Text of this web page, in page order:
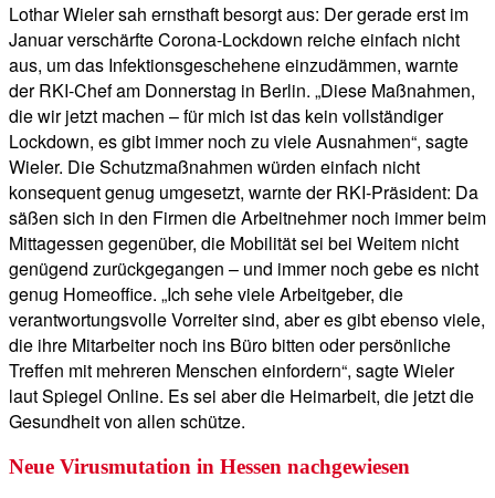
Lothar Wieler sah ernsthaft besorgt aus: Der gerade erst im
Januar verschärfte Corona-Lockdown reiche einfach nicht
aus, um das Infektionsgeschehene einzudämmen, warnte
der RKI-Chef am Donnerstag in Berlin. „Diese Maßnahmen,
die wir jetzt machen – für mich ist das kein vollständiger
Lockdown, es gibt immer noch zu viele Ausnahmen“, sagte
Wieler. Die Schutzmaßnahmen würden einfach nicht
konsequent genug umgesetzt, warnte der RKI-Präsident: Da
säßen sich in den Firmen die Arbeitnehmer noch immer beim
Mittagessen gegenüber, die Mobilität sei bei Weitem nicht
genügend zurückgegangen – und immer noch gebe es nicht
genug Homeoffice. „Ich sehe viele Arbeitgeber, die
verantwortungsvolle Vorreiter sind, aber es gibt ebenso viele,
die ihre Mitarbeiter noch ins Büro bitten oder persönliche
Treffen mit mehreren Menschen einfordern“, sagte Wieler
laut Spiegel Online. Es sei aber die Heimarbeit, die jetzt die
Gesundheit von allen schütze.
Neue Virusmutation in Hessen nachgewiesen